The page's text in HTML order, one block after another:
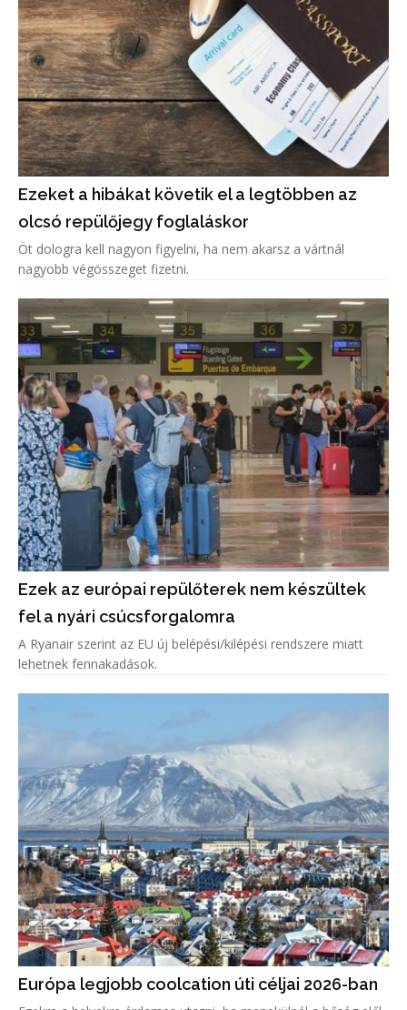
Ezeket a hibákat követik el a legtöbben az
olcsó repülőjegy foglaláskor
Öt dologra kell nagyon figyelni, ha nem akarsz a vártnál
nagyobb végösszeget fizetni.
Ezek az európai repülőterek nem készültek
fel a nyári csúcsforgalomra
A Ryanair szerint az EU új belépési/kilépési rendszere miatt
lehetnek fennakadások.
Európa legjobb coolcation úti céljai 2026-ban